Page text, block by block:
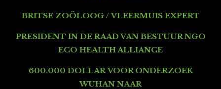
BRITSE ZOÖLOOG /VLEERMUIS EXPERT
PRESIDENT IN DE RAAD VAN BESTUUR NGO
ECO HEALTH ALLIANCE
600.000 DOLLARVOOR ONDERZOEK
WUHAN NAAR